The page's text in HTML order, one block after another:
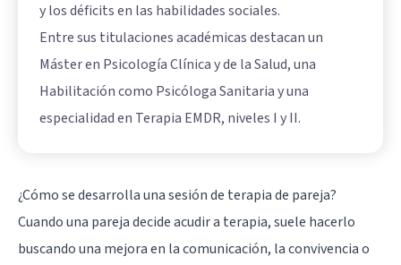
y los déficits en las habilidades sociales.
Entre sus titulaciones académicas destacan un
Máster en Psicología Clínica y de la Salud, una
Habilitación como Psicóloga Sanitaria y una
especialidad en Terapia EMDR, niveles I y II.
¿Cómo se desarrolla una sesión de terapia de pareja?
Cuando una pareja decide acudir a terapia, suele hacerlo
buscando una mejora en la comunicación, la convivencia o